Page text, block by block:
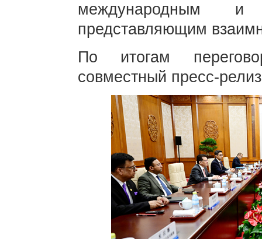
международным и
представляющим
По итогам
совместный пресс-